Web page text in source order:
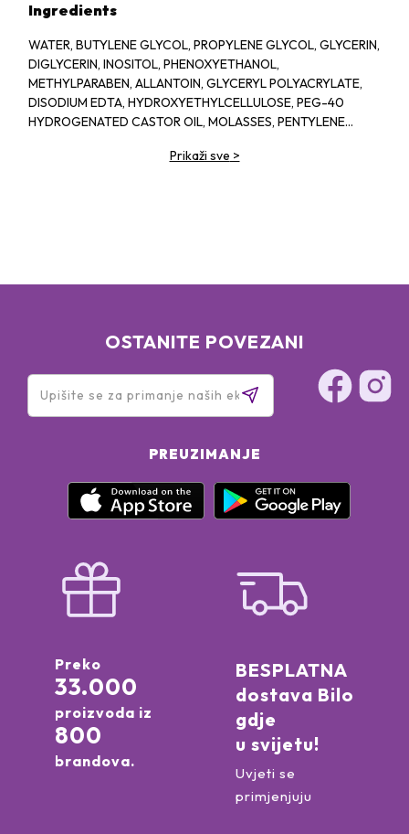
Ingredients
WATER, BUTYLENE GLYCOL, PROPYLENE GLYCOL, GLYCERIN,
DIGLYCERIN, INOSITOL, PHENOXYETHANOL,
METHYLPARABEN, ALLANTOIN, GLYCERYL POLYACRYLATE,
DISODIUM EDTA, HYDROXYETHYLCELLULOSE, PEG-40
HYDROGENATED CASTOR OIL, MOLASSES, PENTYLENE
FRAGRANCE, BIOSACCHARIDE GUM-1, ASPERGILLUS
Prikaži sve >
OSTANITE POVEZANI
PREUZIMANJE
Preko
33.000
proizvoda iz
800
brandova.
BESPLATNA
dostava Bilo
gdje
u svijetu!
Uvjeti se
primjenjuju